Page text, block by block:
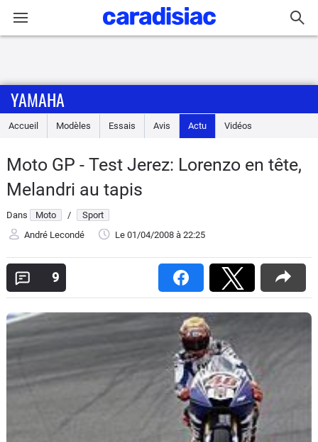
Accueil
Essais
Equipement
Forum
Scooters
&
125
Marques
YAMAHA
Accueil Modèles Essais Avis Actu Vidéos
Moto GP - Test Jerez: Lorenzo en tête,
Melandri au tapis
Dans Moto /
Sport
André Lecondé
Le 01/04/2008 à 22:25
9